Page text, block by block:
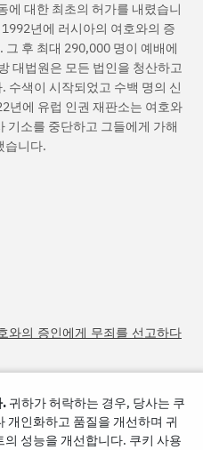
에 대한 최초의 허가를 내렸습니
년에 러시아의 여호와의 증
후 최대 290,000 명이 예배에
대법원은 모든 법인을 청산하고
수색이 시작되었고 수백 명의 신
년에 유럽 인권 재판소는 여호와
기소를 중단하고 그들에게 가해
습니다.
와의 증인에게 무죄를 선고하다
. 귀하가 허락하는 경우, 당사는 쿠
개인화하고 품질을 개선하며 귀
성능을 개선합니다. 쿠키 사용